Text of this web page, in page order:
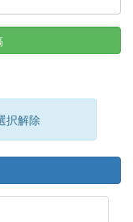
択解除